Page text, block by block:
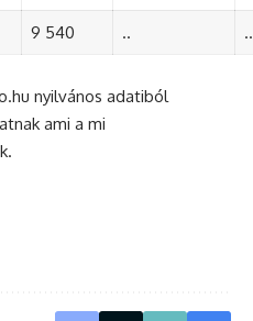
9 540 .. ..
nyilvános adatiból
ami a mi